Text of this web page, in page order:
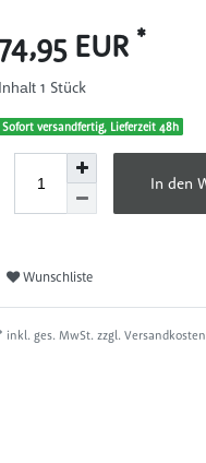
EUR *
Inhalt 1 Stück
Sofort versandfertig, Lieferzeit 48h
In den
Wunschliste
inkl. ges. MwSt. zzgl. Versandkosten